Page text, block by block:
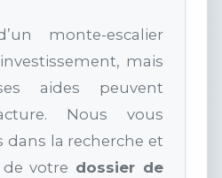
monte-escalier
mais
aides peuvent
Nous vous
dans la recherche et
votre dossier de